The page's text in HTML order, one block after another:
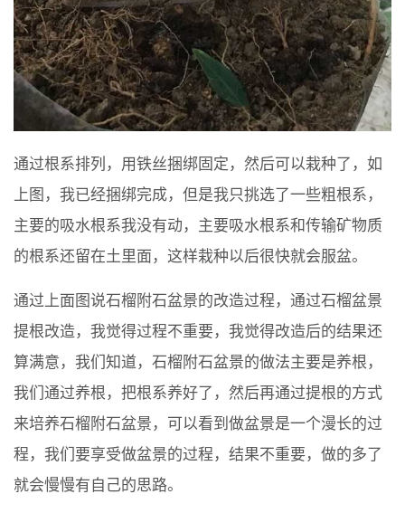
通过根系排列，用铁丝捆绑固定，然后可以栽种了，如
上图，我已经捆绑完成，但是我只挑选了一些粗根系，
主要的吸水根系我没有动，主要吸水根系和传输矿物质
的根系还留在土里面，这样栽种以后很快就会服盆。
通过上面图说石榴附石盆景的改造过程，通过石榴盆景
提根改造，我觉得过程不重要，我觉得改造后的结果还
算满意，我们知道，石榴附石盆景的做法主要是养根，
我们通过养根，把根系养好了，然后再通过提根的方式
来培养石榴附石盆景，可以看到做盆景是一个漫长的过
程，我们要享受做盆景的过程，结果不重要，做的多了
就会慢慢有自己的思路。